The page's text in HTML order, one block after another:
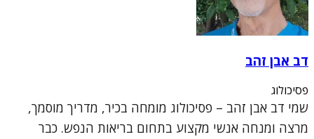
דב אבן זהב
פסיכולוג
שמי דב אבן זהב – פסיכולוג מומחה בכיר, מדריך מוסמך,
מרצה ומנחה אנשי מקצוע בתחום בריאות הנפש. כבר